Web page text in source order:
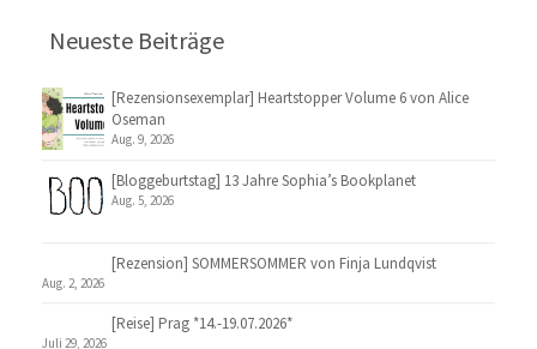
Neueste Beiträge
[Rezensionsexemplar] Heartstopper Volume 6 von Alice
Oseman
Aug. 9, 2026
[Bloggeburtstag] 13 Jahre Sophia’s Bookplanet
Aug. 5, 2026
[Rezension] SOMMERSOMMER von Finja Lundqvist
Aug. 2, 2026
[Reise] Prag *14.-19.07.2026*
Juli 29, 2026